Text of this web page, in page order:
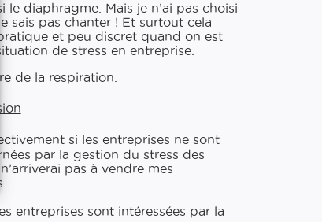
le diaphragme. Mais je n’ai pas choisi
sais pas chanter ! Et surtout cela
et peu discret quand on est
de stress en entreprise.
de la respiration.
si les entreprises ne sont
par la gestion du stress des
n’arriverai pas à vendre mes
entreprises sont intéressées par la